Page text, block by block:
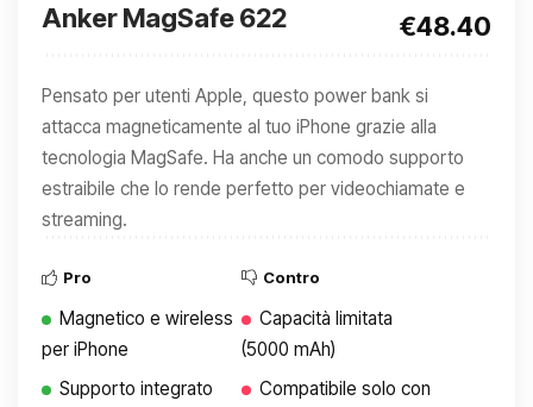
Anker MagSafe 622 €48.40
Pensato per utenti Apple, questo power bank si
attacca magneticamente al tuo iPhone grazie alla
tecnologia MagSafe. Ha anche un comodo supporto
estraibile che lo rende perfetto per videochiamate e
streaming.
Pro
Magnetico e wireless
per iPhone
Supporto integrato
Contro
Capacità limitata
(5000 mAh)
Compatibile solo con